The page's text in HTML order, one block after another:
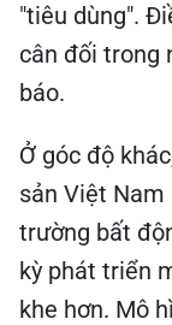
"tiêu dùng".
cân đối trong
báo.
Ở góc độ
sản Việt Nam
trường bất
kỳ phát triển
khe hơn. Mô